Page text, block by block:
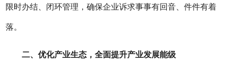
限时办结、闭环管理，确保企业诉求事事有回音、件件有着
落。
二、优化产业生态，全面提升产业发展能级